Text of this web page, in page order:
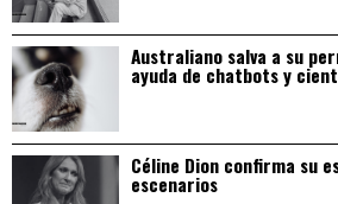
Australiano salva a su
ayuda de chatbots y
Céline Dion confirma su
escenarios